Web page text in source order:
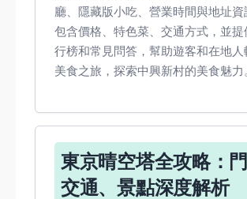
廳、隱藏版小吃、營業時間與地址資
包含價格、特色菜、交通方式，並
行榜和常見問答，幫助遊客和在地人
美食之旅，探索中興新村的美食魅力。
東京晴空塔全攻略：門
交通、景點深度解析